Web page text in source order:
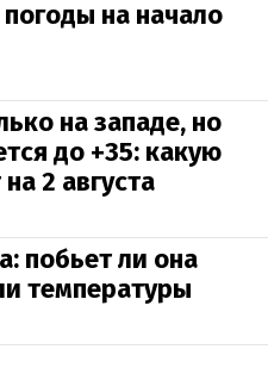
на начало
на западе, но
до +35: какую
2 августа
побьет ли она
температуры